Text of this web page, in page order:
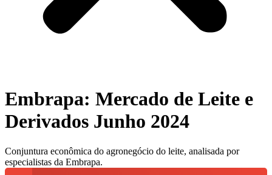
Embrapa: Mercado de Leite e
Derivados Junho 2024
Conjuntura econômica do agronegócio do leite, analisada por
especialistas da Embrapa.